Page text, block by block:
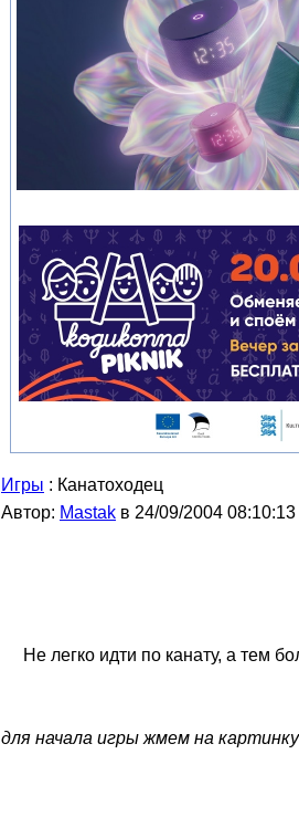
Игры : Канатоходец
Автор: Мastak в 24/09/2004 08:10:13
Не легко идти по канату, а тем
для начала игры жмем на картинку